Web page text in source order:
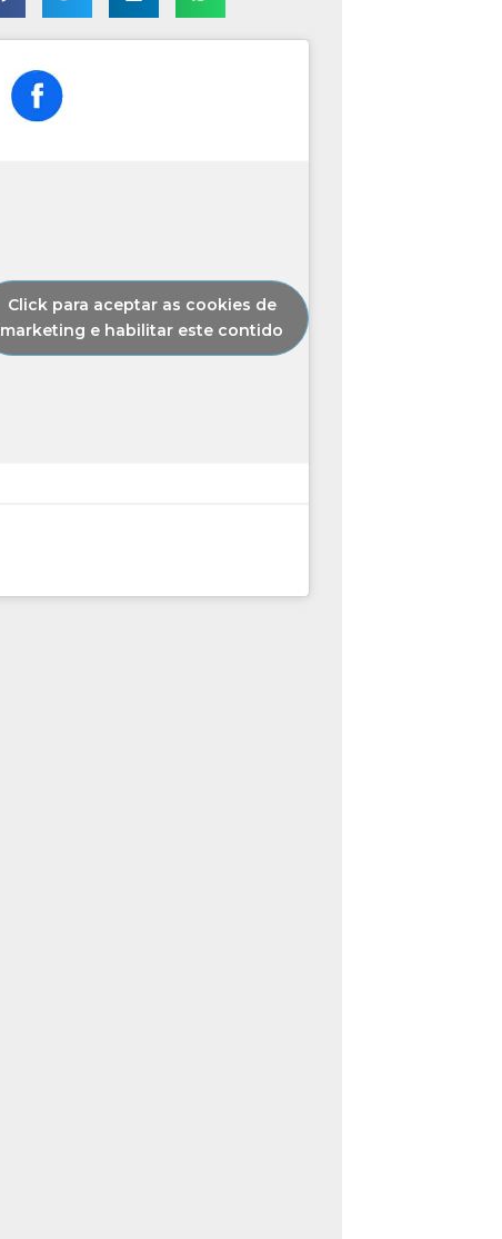
Click para aceptar as cookies de
marketing e habilitar este contido